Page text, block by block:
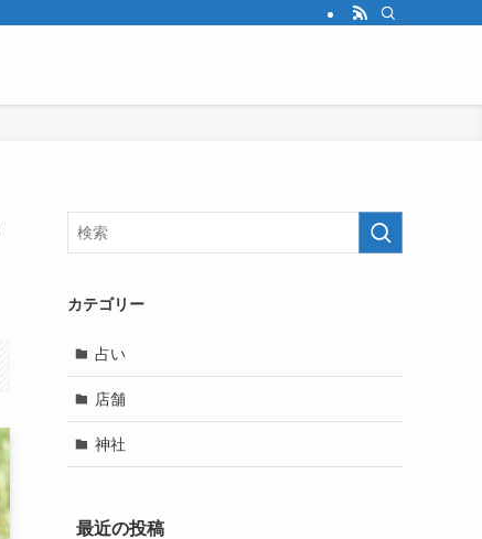
カテゴリー
占い
店舗
神社
最近の投稿